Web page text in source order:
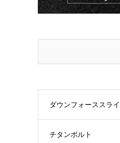
ダウンフォーススラ
チタンボルト